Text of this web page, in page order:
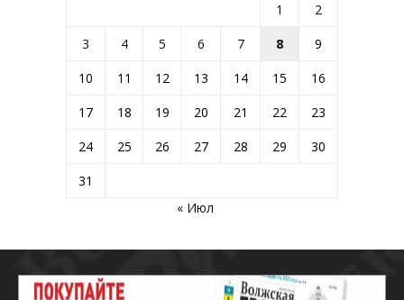
1
2
3
4 5 6 7 8
9
10
11 12 13 14 15
16
17
18 19 20 21 22
23
24
25 26 27 28 29
30
31
« Июл